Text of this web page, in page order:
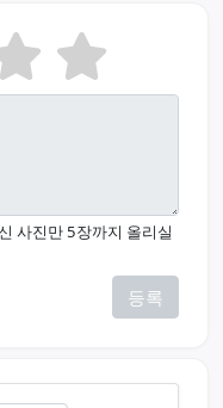
사진만 5장까지 올리실
등록